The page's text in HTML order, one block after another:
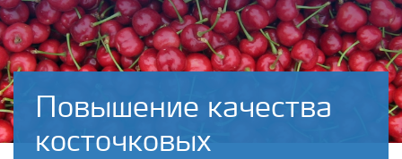
Повышение качества
косточковых